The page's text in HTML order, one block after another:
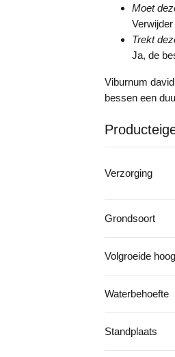
Moet
Trekt
Ja, de
Viburnum
bessen een
Verzorging
Grondsoort
Volgroeide
Waterbehoefte
Standplaats